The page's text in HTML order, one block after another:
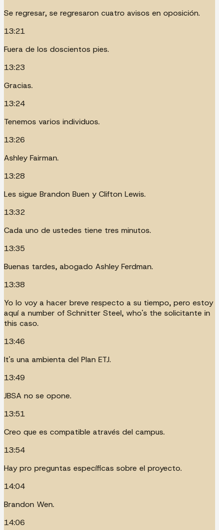
Se regresar, se regresaron cuatro avisos en oposición.
13:21
Fuera de los doscientos pies.
13:23
Gracias.
13:24
Tenemos varios individuos.
13:26
Ashley Fairman.
13:28
Les sigue Brandon Buen y Clifton Lewis.
13:32
Cada uno de ustedes tiene tres minutos.
13:35
Buenas tardes, abogado Ashley Ferdman.
13:38
Yo lo voy a hacer breve respecto a su tiempo, pero estoy
aquí a number of Schnitter Steel, who's the solicitante in
this caso.
13:46
It's una ambienta del Plan ETJ.
13:49
JBSA no se opone.
13:51
Creo que es compatible através del campus.
13:54
Hay pro preguntas específicas sobre el proyecto.
14:04
Brandon Wen.
14:06